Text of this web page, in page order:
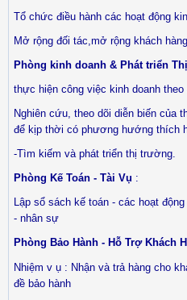
Tổ chức điều hành các hoạt động
Mở rộng đối tác,mở rộng khách
Phòng kinh doanh & Phát triển
thực hiện công việc kinh doanh
Nghiên cứu, theo dõi diễn biến của
để kịp thời có phương hướng thích
-Tìm kiếm và phát triển thị trường.
Phòng Kế Toán - Tài Vụ :
Lập sổ sách kế toán - các hoạt
- nhân sự
Phòng Bảo Hành - Hỗ Trợ Khách
Nhiệm v ụ : Nhận và trả hàng cho
đề bảo hành